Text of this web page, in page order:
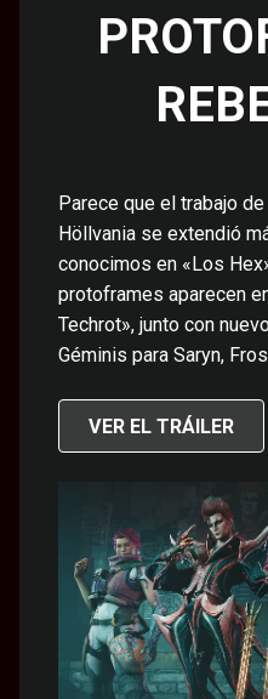
Parece que el trabajo
Höllvania se extendió
conocimos en «Los
protoframes aparecen
Techrot», junto con
Géminis para Saryn,
VER EL TRÁILER